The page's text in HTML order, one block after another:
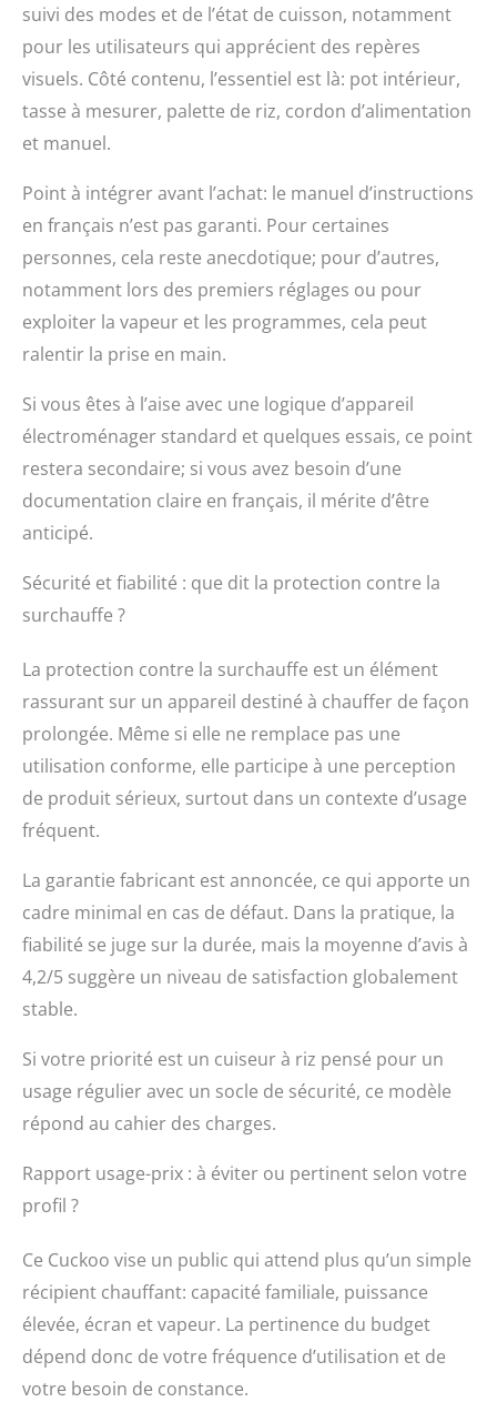
suivi des modes et de l’état de cuisson, notamment
pour les utilisateurs qui apprécient des repères
visuels. Côté contenu, l’essentiel est là: pot intérieur,
tasse à mesurer, palette de riz, cordon d’alimentation
et manuel.
Point à intégrer avant l’achat: le manuel d’instructions
en français n’est pas garanti. Pour certaines
personnes, cela reste anecdotique; pour d’autres,
notamment lors des premiers réglages ou pour
exploiter la vapeur et les programmes, cela peut
ralentir la prise en main.
Si vous êtes à l’aise avec une logique d’appareil
électroménager standard et quelques essais, ce point
restera secondaire; si vous avez besoin d’une
documentation claire en français, il mérite d’être
anticipé.
Sécurité et fiabilité : que dit la protection contre la
surchauffe ?
La protection contre la surchauffe est un élément
rassurant sur un appareil destiné à chauffer de façon
prolongée. Même si elle ne remplace pas une
utilisation conforme, elle participe à une perception
de produit sérieux, surtout dans un contexte d’usage
fréquent.
La garantie fabricant est annoncée, ce qui apporte un
cadre minimal en cas de défaut. Dans la pratique, la
fiabilité se juge sur la durée, mais la moyenne d’avis à
4,2/5 suggère un niveau de satisfaction globalement
stable.
Si votre priorité est un cuiseur à riz pensé pour un
usage régulier avec un socle de sécurité, ce modèle
répond au cahier des charges.
Rapport usage-prix : à éviter ou pertinent selon votre
profil ?
Ce Cuckoo vise un public qui attend plus qu’un simple
récipient chauffant: capacité familiale, puissance
élevée, écran et vapeur. La pertinence du budget
dépend donc de votre fréquence d’utilisation et de
votre besoin de constance.